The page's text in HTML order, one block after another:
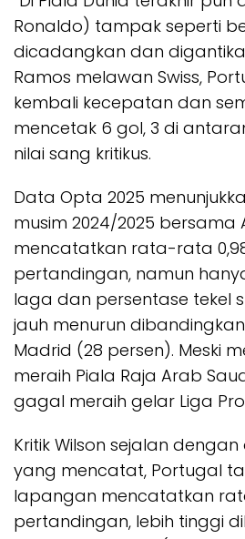
Ronaldo) tampak seperti
dicadangkan dan
Ramos melawan Swiss,
kembali kecepatan dan
mencetak 6 gol, 3 di
nilai sang kritikus.
Data Opta 2025
musim 2024/2025 bersama
mencatatkan rata-rata
pertandingan, namun
laga dan persentase tekel
jauh menurun
Madrid (28 persen). Meski
meraih Piala Raja Arab
gagal meraih gelar Liga Pro
Kritik Wilson sejalan dengan
yang mencatat, Portugal
lapangan mencatatkan
pertandingan, lebih tinggi